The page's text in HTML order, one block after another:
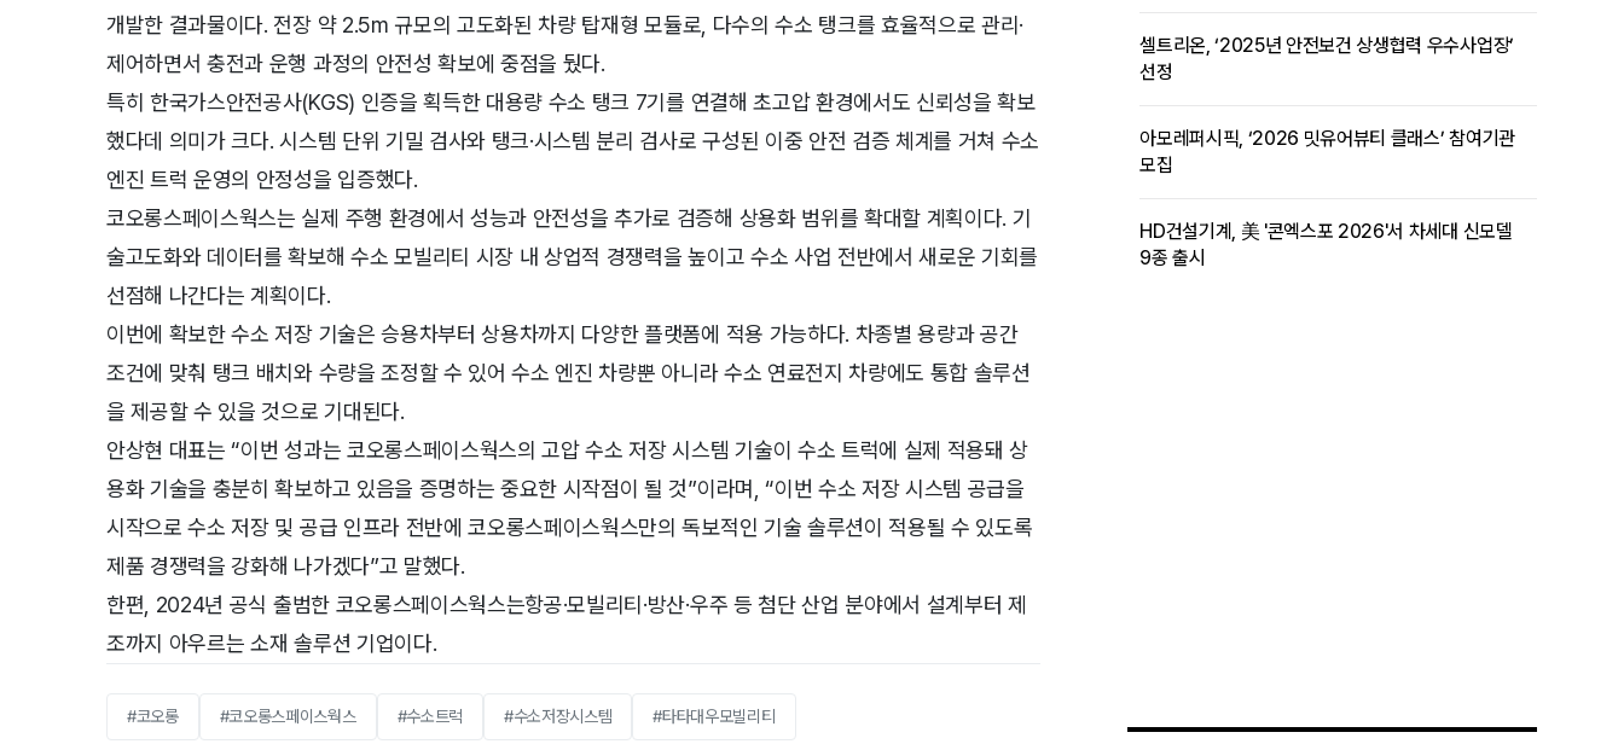
개발한 결과물이다. 전장 약 2.5m 규모의 고도화된 차량 탑재형 모듈로, 다수의 수소 탱크를 효율적으로 관리·
제어하면서 충전과 운행 과정의 안전성 확보에 중점을 뒀다.
특히 한국가스안전공사(KGS) 인증을 획득한 대용량 수소 탱크 7기를 연결해 초고압 환경에서도 신뢰성을 확보
했다데 의미가 크다. 시스템 단위 기밀 검사와 탱크·시스템 분리 검사로 구성된 이중 안전 검증 체계를 거쳐 수소
엔진 트럭 운영의 안정성을 입증했다.
코오롱스페이스웍스는 실제 주행 환경에서 성능과 안전성을 추가로 검증해 상용화 범위를 확대할 계획이다. 기
술고도화와 데이터를 확보해 수소 모빌리티 시장 내 상업적 경쟁력을 높이고 수소 사업 전반에서 새로운 기회를
선점해 나간다는 계획이다.
이번에 확보한 수소 저장 기술은 승용차부터 상용차까지 다양한 플랫폼에 적용 가능하다. 차종별 용량과 공간
조건에 맞춰 탱크 배치와 수량을 조정할 수 있어 수소 엔진 차량뿐 아니라 수소 연료전지 차량에도 통합 솔루션
을 제공할 수 있을 것으로 기대된다.
안상현 대표는 “이번 성과는 코오롱스페이스웍스의 고압 수소 저장 시스템 기술이 수소 트럭에 실제 적용돼 상
용화 기술을 충분히 확보하고 있음을 증명하는 중요한 시작점이 될 것”이라며, “이번 수소 저장 시스템 공급을
시작으로 수소 저장 및 공급 인프라 전반에 코오롱스페이스웍스만의 독보적인 기술 솔루션이 적용될 수 있도록
제품 경쟁력을 강화해 나가겠다”고 말했다.
한편, 2024년 공식 출범한 코오롱스페이스웍스는항공·모빌리티·방산·우주 등 첨단 산업 분야에서 설계부터 제
조까지 아우르는 소재 솔루션 기업이다.
#코오롱 #코오롱스페이스웍스 #수소트럭 #수소저장시스템 #타타대우모빌리티
셀트리온, ‘2025년 안전보건 상생협력 우수사업장’
선정
아모레퍼시픽, ‘2026 밋유어뷰티 클래스’ 참여기관
모집
HD건설기계, 美 '콘엑스포 2026'서 차세대 신모델
9종 출시